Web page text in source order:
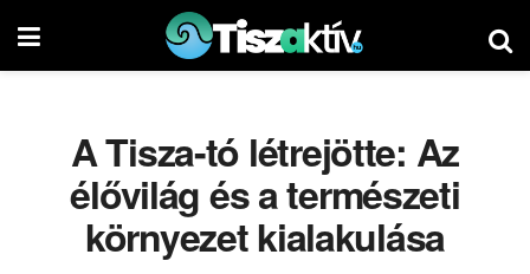
A Tisza-tó létrejötte: Az
élővilág és a természeti
környezet kialakulása